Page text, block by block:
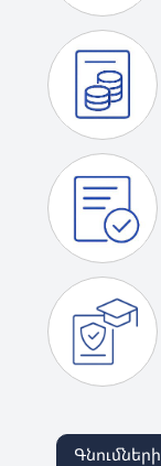
Գնումների